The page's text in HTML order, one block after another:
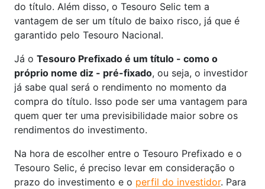
do título. Além disso, o Tesouro Selic tem a
vantagem de ser um título de baixo risco, já que é
garantido pelo Tesouro Nacional.
Já o Tesouro Prefixado é um título - como o
próprio nome diz - pré-fixado, ou seja, o investidor
já sabe qual será o rendimento no momento da
compra do título. Isso pode ser uma vantagem para
quem quer ter uma previsibilidade maior sobre os
rendimentos do investimento.
Na hora de escolher entre o Tesouro Prefixado e o
Tesouro Selic, é preciso levar em consideração o
prazo do investimento e o perfil do investidor. Para